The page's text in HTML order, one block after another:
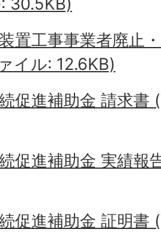
置工事事業者廃止
イル: 12.6KB)
促進補助金 請求書
促進補助金 実績報
促進補助金 証明書